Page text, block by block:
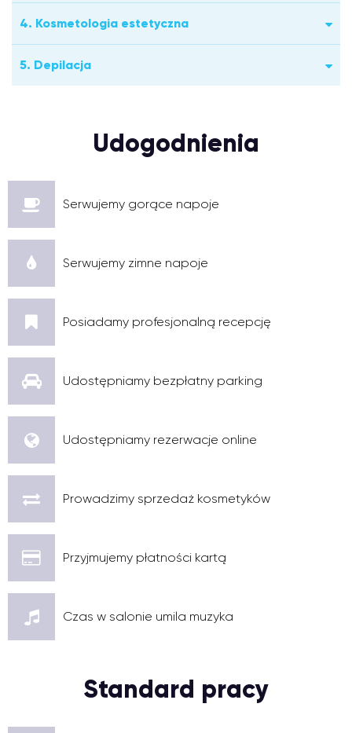
4. Kosmetologia estetyczna
5. Depilacja
Udogodnienia
Serwujemy gorące napoje
Serwujemy zimne napoje
Posiadamy profesjonalną recepcję
Udostępniamy bezpłatny parking
Udostępniamy rezerwacje online
Prowadzimy sprzedaż kosmetyków
Przyjmujemy płatności kartą
Czas w salonie umila muzyka
Standard pracy